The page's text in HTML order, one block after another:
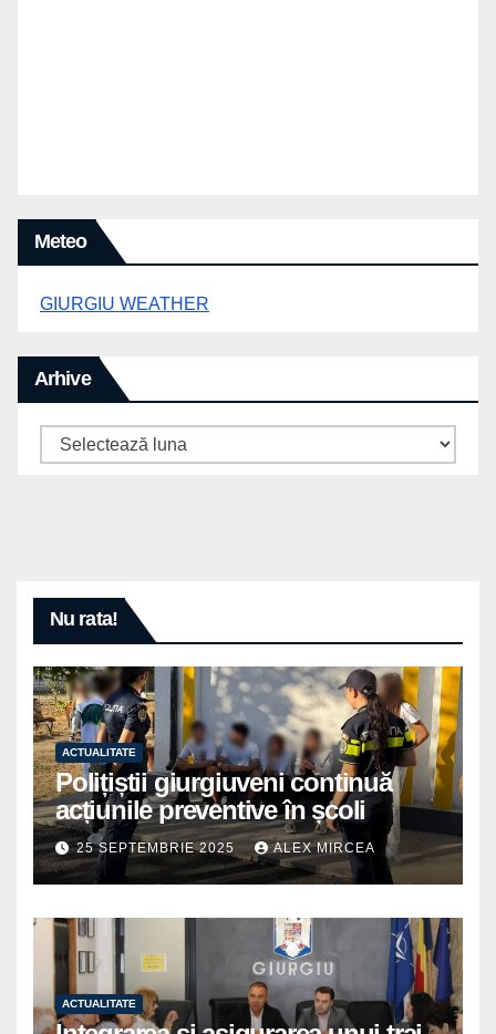
Meteo
GIURGIU WEATHER
Arhive
Arhive
Nu rata!
ACTUALITATE
Polițiștii giurgiuveni continuă
acțiunile preventive în școli
25 SEPTEMBRIE 2025 ALEX MIRCEA
ACTUALITATE